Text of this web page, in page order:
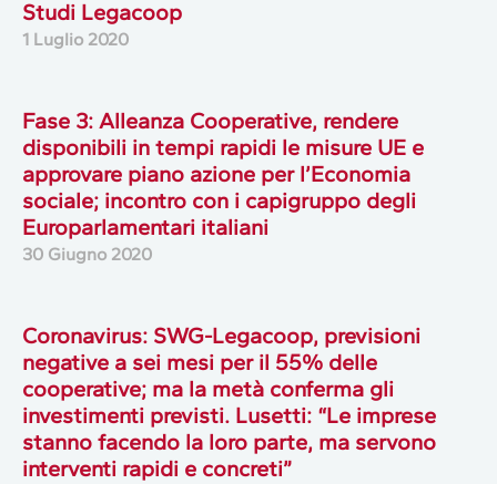
Studi Legacoop
1 Luglio 2020
Fase 3: Alleanza Cooperative, rendere
disponibili in tempi rapidi le misure UE e
approvare piano azione per l’Economia
sociale; incontro con i capigruppo degli
Europarlamentari italiani
30 Giugno 2020
Coronavirus: SWG-Legacoop, previsioni
negative a sei mesi per il 55% delle
cooperative; ma la metà conferma gli
investimenti previsti. Lusetti: “Le imprese
stanno facendo la loro parte, ma servono
interventi rapidi e concreti”